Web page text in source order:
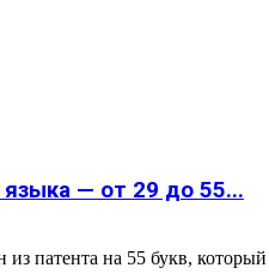
— от 29 до 55...
патента на 55 букв,